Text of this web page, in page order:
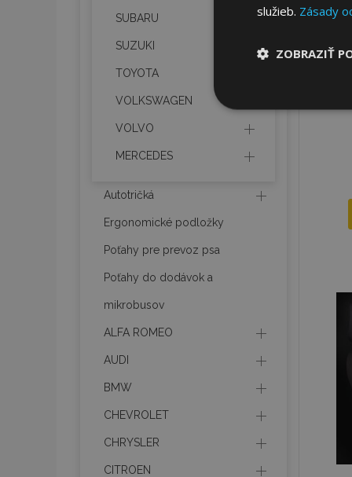
SUBARU
SUZUKI
TOYOTA
VOLKSWAGEN
VOLVO
MERCEDES
Autotričká
Ergonomické podložky
Poťahy pre prevoz psa
Poťahy do dodávok a
mikrobusov
ALFA ROMEO
AUDI
BMW
CHEVROLET
CHRYSLER
CITROEN
služieb. Zásady
ZOBRAZIŤ
potrebné
mage-cache-